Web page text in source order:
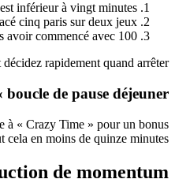
inférieur à vingt minutes.
cinq paris sur deux jeux.
commencé avec 100 €.
rapidement quand arrêter.
de pause déjeuner »
à « Crazy Time » pour un bonus
en moins de quinze minutes.
de momentum